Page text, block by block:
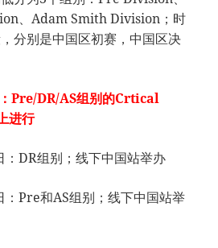
、Adam Smith Division；时
分别是中国区初赛，中国区决
Pre/DR/AS组别的Crtical
进行
DR组别；线下中国站举办
：Pre和AS组别；线下中国站举